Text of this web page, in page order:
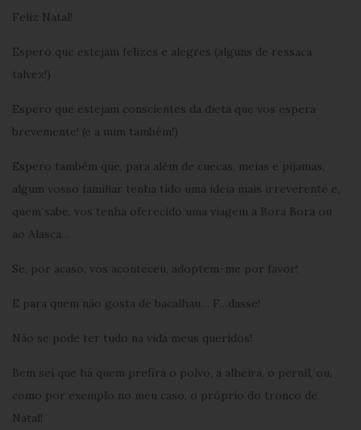
Feliz Natal!
Espero que estejam felizes e alegres (alguns de ressaca
talvez!)
Espero que estejam conscientes da dieta que vos espera
brevemente! (e a mim também!)
Espero também que, para além de cuecas, meias e pijamas,
algum vosso familiar tenha tido uma ideia mais irreverente e,
quem sabe, vos tenha oferecido uma viagem a Bora Bora ou
ao Alasca…
Se, por acaso, vos aconteceu, adoptem-me por favor!
E para quem não gosta de bacalhau… F…dasse!
Não se pode ter tudo na vida meus queridos!
Bem sei que há quem prefira o polvo, a alheira, o pernil, ou,
como por exemplo no meu caso, o próprio do tronco de
Natal!